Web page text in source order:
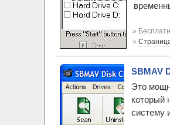
»
»
SBMAV
Это
который
систему